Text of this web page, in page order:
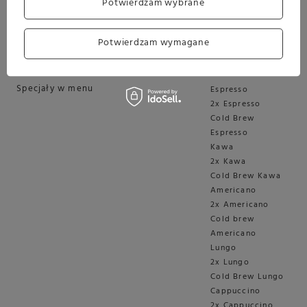
X10c Dark Inox (EA)
Specjały
Specjały w menu
Espresso
2x Espresso
Cold Brew
Espresso
Kawa
2x Kawa
Cold Brew Kawa
Americano
2x Americano
Cold brew
Americano
Lungo
2x Lungo
Cold Brew Lungo
Cappuccino
Potwierdzam wybrane
Potwierdzam wymagane